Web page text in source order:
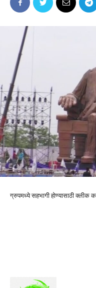
ग्रुपमध्ये सहभागी होण्यासाठी क्लीक